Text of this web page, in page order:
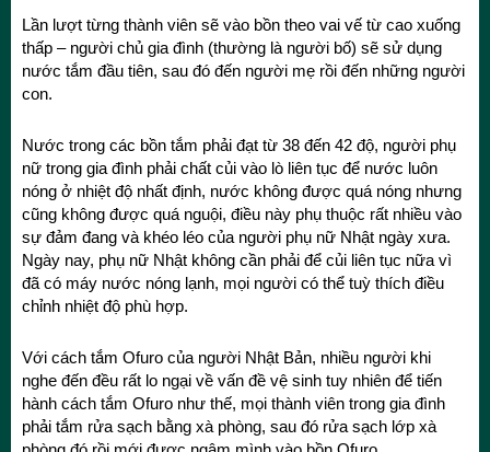
Lần lượt từng thành viên sẽ vào bồn theo vai vế từ cao xuống
thấp – người chủ gia đình (thường là người bố) sẽ sử dụng
nước tắm đầu tiên, sau đó đến người mẹ rồi đến những người
con.
Nước trong các bồn tắm phải đạt từ 38 đến 42 độ, người phụ
nữ trong gia đình phải chất củi vào lò liên tục để nước luôn
nóng ở nhiệt độ nhất định, nước không được quá nóng nhưng
cũng không được quá nguội, điều này phụ thuộc rất nhiều vào
sự đảm đang và khéo léo của người phụ nữ Nhật ngày xưa.
Ngày nay, phụ nữ Nhật không cần phải để củi liên tục nữa vì
đã có máy nước nóng lạnh, mọi người có thể tuỳ thích điều
chỉnh nhiệt độ phù hợp.
Với cách tắm Ofuro của người Nhật Bản, nhiều người khi
nghe đến đều rất lo ngại về vấn đề vệ sinh tuy nhiên để tiến
hành cách tắm Ofuro như thế, mọi thành viên trong gia đình
phải tắm rửa sạch bằng xà phòng, sau đó rửa sạch lớp xà